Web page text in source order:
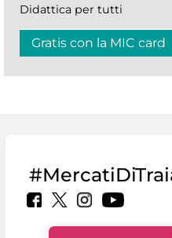
Didattica per tutti
Gratis con la MIC card